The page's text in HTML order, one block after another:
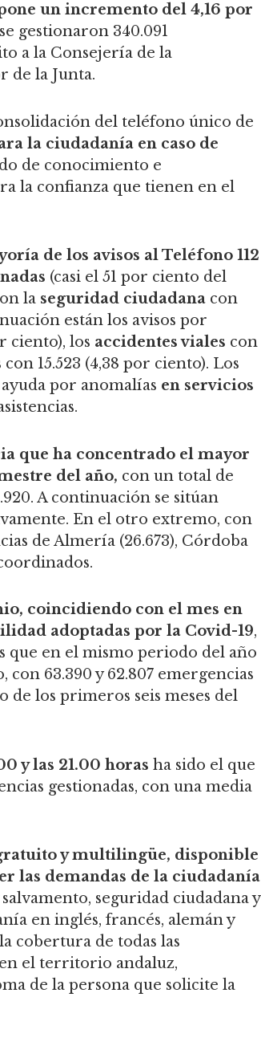
un incremento del 4,16 por
gestionaron 340.091
a la Consejería de la
de la Junta.
del teléfono único de
la ciudadanía en caso de
de conocimiento e
la confianza que tienen en el
de los avisos al Teléfono 112
(casi el 51 por ciento del
la seguridad ciudadana con
están los avisos por
ciento), los accidentes viales con
con 15.523 (4,38 por ciento). Los
por anomalías en servicios
que ha concentrado el mayor
del año, con un total de
A continuación se sitúan
En el otro extremo, con
de Almería (26.673), Córdoba
coincidiendo con el mes en
adoptadas por la Covid-19,
que en el mismo periodo del año
63.390 y 62.807 emergencias
de los primeros seis meses del
y las 21.00 horas ha sido el que
gestionadas, con una media
y multilingüe, disponible
las demandas de la ciudadanía
seguridad ciudadana y
en inglés, francés, alemán y
cobertura de todas las
el territorio andaluz,
de la persona que solicite la